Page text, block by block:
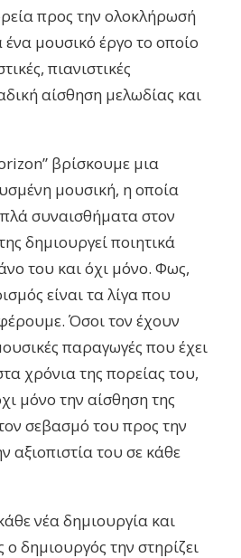
προς την ολοκλήρωσή
ένα μουσικό έργο το οποίο
πιανιστικές
αίσθηση μελωδίας και
βρίσκουμε μια
μουσική, η οποία
συναισθήματα στον
δημιουργεί ποιητικά
του και όχι μόνο. Φως,
είναι τα λίγα που
Όσοι τον έχουν
παραγωγές που έχει
χρόνια της πορείας του,
μόνο την αίσθηση της
σεβασμό του προς την
αξιοπιστία του σε κάθε
νέα δημιουργία και
ο δημιουργός την στηρίζει